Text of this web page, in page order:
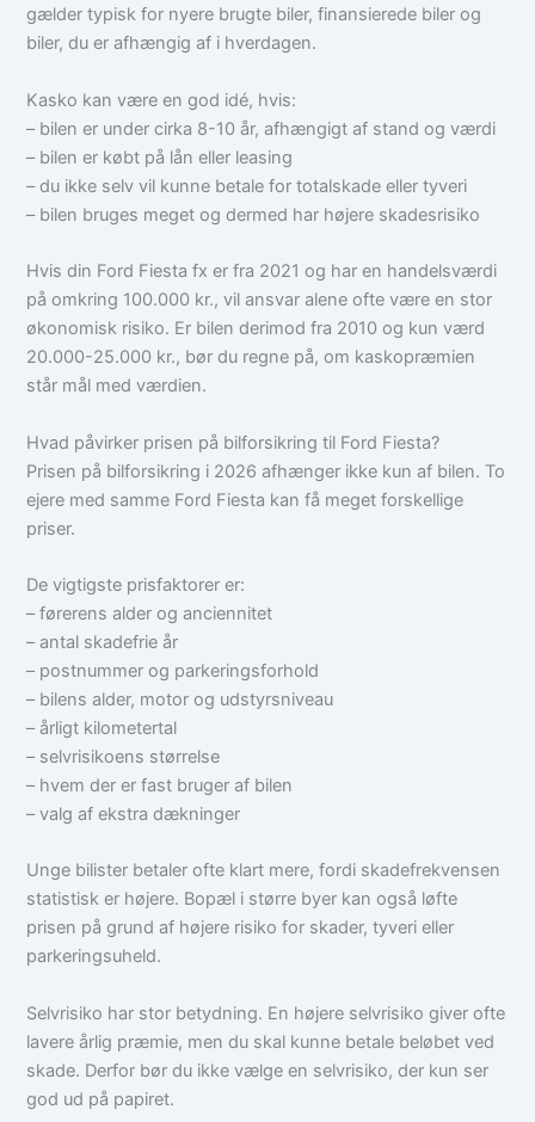
gælder typisk for nyere brugte biler, finansierede biler og
biler, du er afhængig af i hverdagen.
Kasko kan være en god idé, hvis:
– bilen er under cirka 8-10 år, afhængigt af stand og værdi
– bilen er købt på lån eller leasing
– du ikke selv vil kunne betale for totalskade eller tyveri
– bilen bruges meget og dermed har højere skadesrisiko
Hvis din Ford Fiesta fx er fra 2021 og har en handelsværdi
på omkring 100.000 kr., vil ansvar alene ofte være en stor
økonomisk risiko. Er bilen derimod fra 2010 og kun værd
20.000-25.000 kr., bør du regne på, om kaskopræmien
står mål med værdien.
Hvad påvirker prisen på bilforsikring til Ford Fiesta?
Prisen på bilforsikring i 2026 afhænger ikke kun af bilen. To
ejere med samme Ford Fiesta kan få meget forskellige
priser.
De vigtigste prisfaktorer er:
– førerens alder og anciennitet
– antal skadefrie år
– postnummer og parkeringsforhold
– bilens alder, motor og udstyrsniveau
– årligt kilometertal
– selvrisikoens størrelse
– hvem der er fast bruger af bilen
– valg af ekstra dækninger
Unge bilister betaler ofte klart mere, fordi skadefrekvensen
statistisk er højere. Bopæl i større byer kan også løfte
prisen på grund af højere risiko for skader, tyveri eller
parkeringsuheld.
Selvrisiko har stor betydning. En højere selvrisiko giver ofte
lavere årlig præmie, men du skal kunne betale beløbet ved
skade. Derfor bør du ikke vælge en selvrisiko, der kun ser
god ud på papiret.